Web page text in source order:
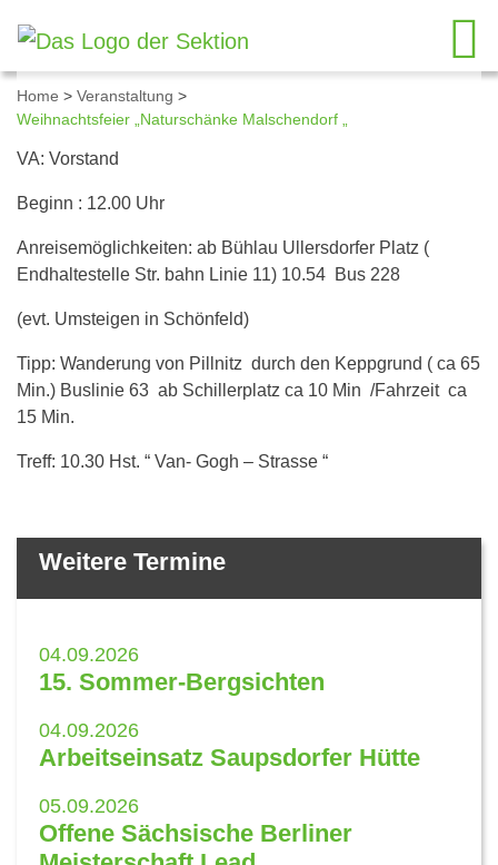
Home > Veranstaltung >
Weihnachtsfeier „Naturschänke Malschendorf „
Details zum Kalendereintrag
VA: Vorstand
Beginn : 12.00 Uhr
Anreisemöglichkeiten: ab Bühlau Ullersdorfer Platz (
Endhaltestelle Str. bahn Linie 11) 10.54 Bus 228
(evt. Umsteigen in Schönfeld)
Tipp: Wanderung von Pillnitz durch den Keppgrund ( ca 65
Min.) Buslinie 63 ab Schillerplatz ca 10 Min /Fahrzeit ca
15 Min.
Treff: 10.30 Hst. “ Van- Gogh – Strasse “
Weitere Termine
04.09.2026
15. Sommer-Bergsichten
04.09.2026
Arbeitseinsatz Saupsdorfer Hütte
05.09.2026
Offene Sächsische Berliner